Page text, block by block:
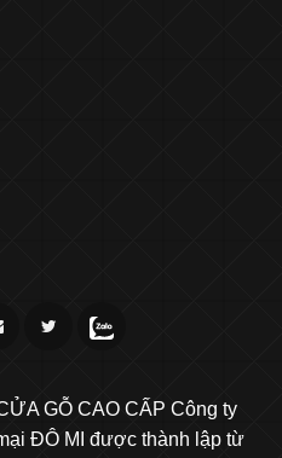
GỖ CAO CẤP Công ty
ĐÔ MI được thành lập từ